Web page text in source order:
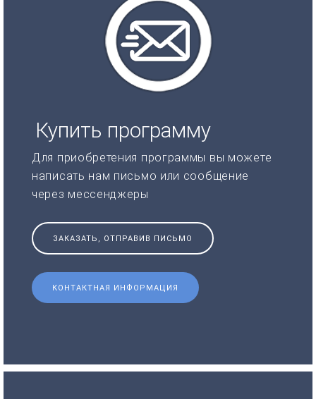
Купить программу
Для приобретения программы вы можете
написать нам письмо или сообщение
через мессенджеры
ЗАКАЗАТЬ, ОТПРАВИВ ПИСЬМО
КОНТАКТНАЯ ИНФОРМАЦИЯ